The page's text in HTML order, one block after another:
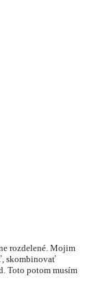
rozdelené. Mojim
skombinovať
Toto potom musím